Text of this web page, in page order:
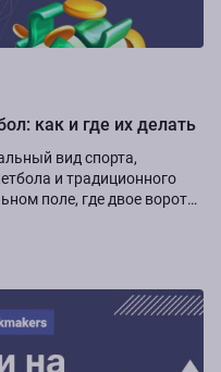
как и где их делать
вид спорта,
и традиционного
поле, где двое ворот